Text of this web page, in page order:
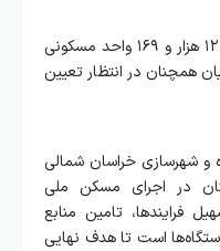
وی افزود: در مجموع عملیات اجرایی ۱۲ هزار و ۱۶۹ واحد مسکونی
همچنان در انتظار تعیین
و شهرسازی خراسان شمالی
در اجرای مسکن ملی
فرایندها، تامین منابع
است تا هدف نهایی